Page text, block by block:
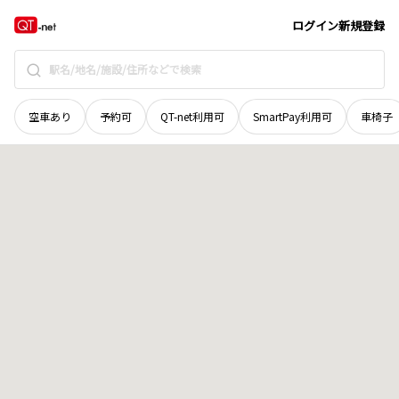
ログイン新規登録
空車あり 予約可 QT-net利用可 SmartPay利用可 車椅子
岡山県